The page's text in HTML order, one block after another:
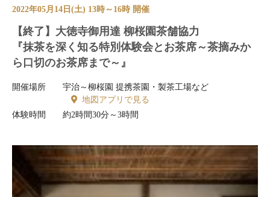
2022年05月14日(土) 13時～16時 開催
【終了】大徳寺御用達 柳桜園茶舗協力
『抹茶を深く知る特別体験会とお茶席～茶摘みか
ら口切のお茶席まで～』
開催場所
宇治～柳桜園 提携茶園・製茶工場など
地図アプリで見る
体験時間
約2時間30分～3時間